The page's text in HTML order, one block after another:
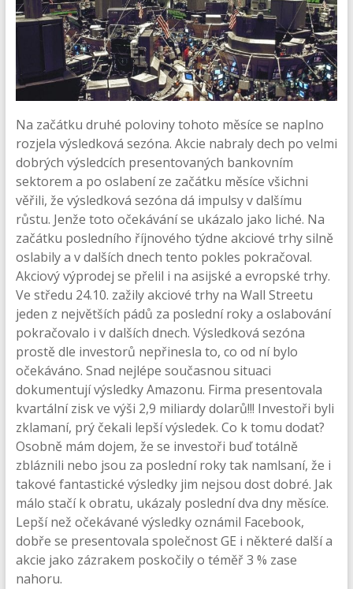
Na začátku druhé poloviny tohoto měsíce se naplno
rozjela výsledková sezóna. Akcie nabraly dech po velmi
dobrých výsledcích presentovaných bankovním
sektorem a po oslabení ze začátku měsíce všichni
věřili, že výsledková sezóna dá impulsy v dalšímu
růstu. Jenže toto očekávání se ukázalo jako liché. Na
začátku posledního říjnového týdne akciové trhy silně
oslabily a v dalších dnech tento pokles pokračoval.
Akciový výprodej se přelil i na asijské a evropské trhy.
Ve středu 24.10. zažily akciové trhy na Wall Streetu
jeden z největších pádů za poslední roky a oslabování
pokračovalo i v dalších dnech. Výsledková sezóna
prostě dle investorů nepřinesla to, co od ní bylo
očekáváno. Snad nejlépe současnou situaci
dokumentují výsledky Amazonu. Firma presentovala
kvartální zisk ve výši 2,9 miliardy dolarů!!! Investoři byli
zklamaní, prý čekali lepší výsledek. Co k tomu dodat?
Osobně mám dojem, že se investoři buď totálně
zbláznili nebo jsou za poslední roky tak namlsaní, že i
takové fantastické výsledky jim nejsou dost dobré. Jak
málo stačí k obratu, ukázaly poslední dva dny měsíce.
Lepší než očekávané výsledky oznámil Facebook,
dobře se presentovala společnost GE i některé další a
akcie jako zázrakem poskočily o téměř 3 % zase
nahoru.